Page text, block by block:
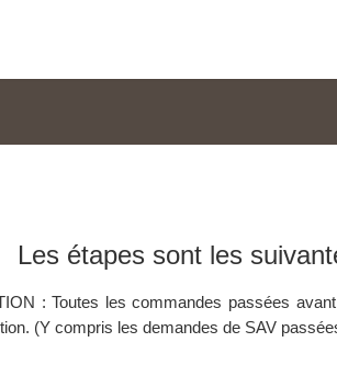
Les étapes sont les
: Toutes les commandes passées
(Y compris les demandes de SAV